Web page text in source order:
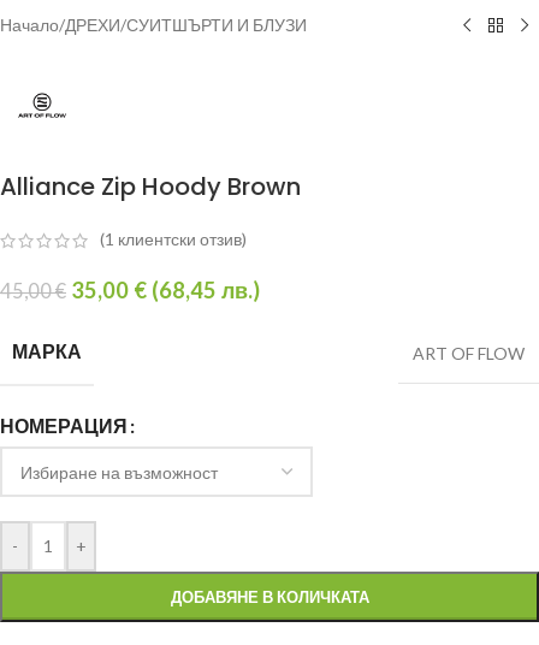
Начало/ДРЕХИ/СУИТШЪРТИ И БЛУЗИ
Alliance Zip Hoody Brown
(1 клиентски отзив)
45,00€ 35,00 € (68,45 лв.)
МАРКА ART OF FLOW
НОМЕРАЦИЯ
- +
ДОБАВЯНЕ В КОЛИЧКАТА